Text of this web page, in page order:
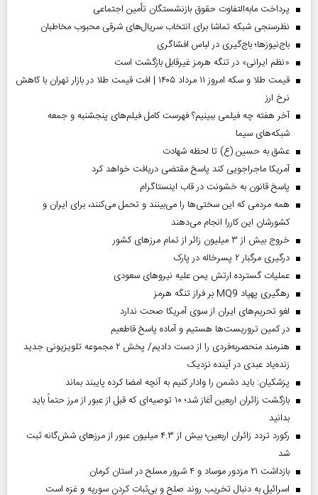
پرداخت مابه‌التفاوت حقوق بازنشستگان تأمین اجتماعی
نظرسنجی شبکه تماشا برای انتخاب سریال‌های شرقی محبوب مخاطبان
باج‌نیوزها؛ باج‌گیری در لباس افشاگری
«نظم ایرانی» در تنگه هرمز غیرقابل بازگشت است
قیمت طلا و سکه امروز ۱۱ مرداد ۱۴۰۵ | افت قیمت طلا در بازار تهران با کاهش
نرخ ارز
آخر هفته چه فیلمی ببینیم؟ فهرست کامل فیلم‌های پنجشنبه و جمعه
شبکه‌های سیما
عشق به حسین (ع) تا لحظه شهادت
آمریکا ماجراجویی کند پاسخ مقتضی دریافت خواهد کرد
پاسخ قانون به خشونت در قاب اینستاگرام
همه مردمی که این سختی‌ها را می‌بینند و تحمل می‌کنند، برای ایران و
کشورشان این کاررا انجام می‌دهند
خروج بیش از ۳ میلیون زائر از تمام مرز‌های کشور
درگیری مرگبار ۲ پسرخاله در پارک
عملیات گسترده ارتش یمن علیه نیروهای سعودی
رهگیری پهپاد MQ9 بر فراز تنگه هرمز
لغو تحریم‌های ایران از سوی آمریکا صحت ندارد
در کمین تروریست‌ها هستیم و آماده پاسخ قاطعیم
هنرمند منحصر‌به‌فردی را از دست دادیم/ پخش ۲ مجموعه تلویزیونی جدید
زنده‌یاد عبدی در آینده نزدیک
پزشکیان: باید دشمن را وادار کنیم به آنچه امضا کرده پایبند بماند
بازگشت زائران اربعین آغاز شد؛ ۱۰ توصیه‌ای که قبل از عبور از مرز حتماً باید
بدانید
رکورد تردد زائران اربعین؛ بیش از ۴.۳ میلیون عبور از مرزهای شش‌گانه ثبت
شد
بازداشت ۲۱ مزدور موساد و ۴ شرور مسلح در استان کرمان
اسرائیل به دنبال تخریب روند صلح و بی‌ثبات کردن سوریه و غزه است